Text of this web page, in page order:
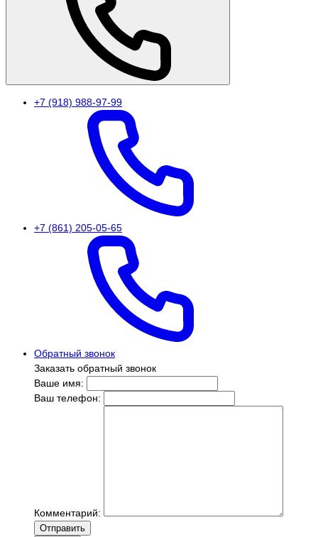
+7 (918) 988-97-99
+7 (861) 205-05-65
Обратный звонок
Заказать обратный звонок
Ваше имя:
Ваш телефон:
Комментарий:
Отправить